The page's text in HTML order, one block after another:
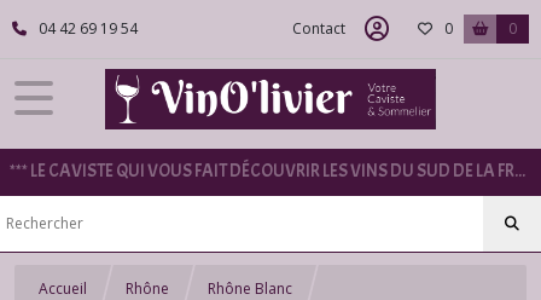
04 42 69 19 54 Contact 0 0
*** LE CAVISTE QUI VOUS FAIT DÉCOUVRIR LES VINS DU SUD DE LA FRANCE ***
Accueil Rhône Rhône Blanc